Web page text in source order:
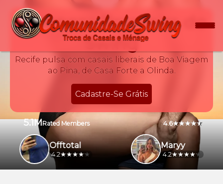
A Veneza Brasileira do
Swing
Recife pulsa com casais liberais de Boa Viagem
ao Pina, de Casa Forte a Olinda.
Cadastre-Se Grátis
5.1MRated Members 4.6
Maryy
4.2
Offtotal
4.2